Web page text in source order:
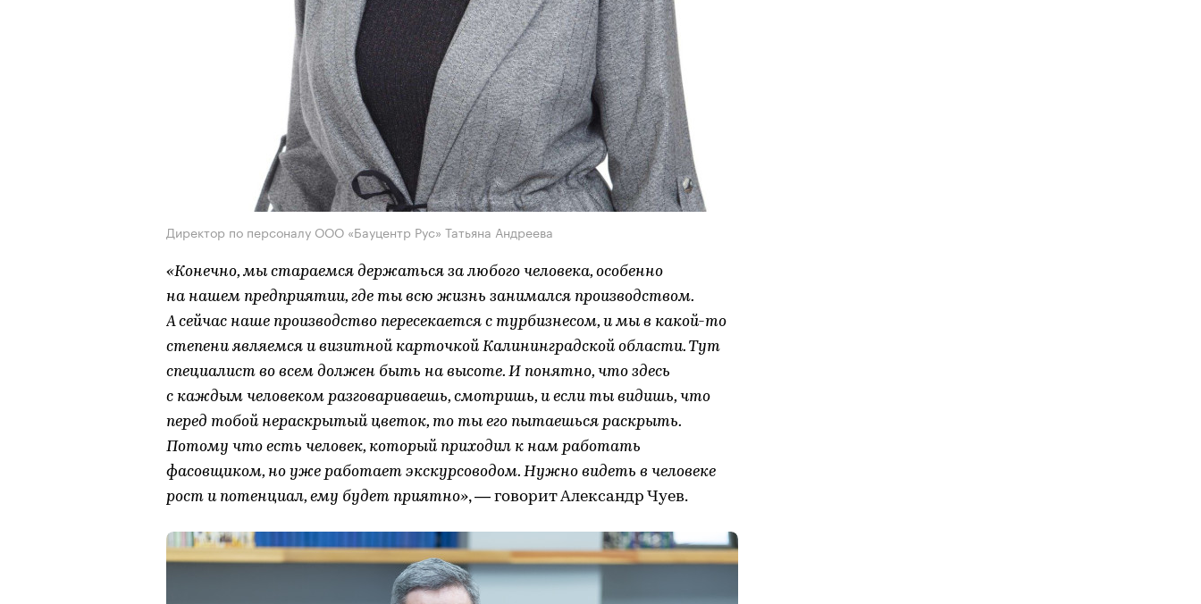
Директор по персоналу ООО «Бауцентр Рус» Татьяна Андреева
«Конечно, мы стараемся держаться за любого человека, особенно
на нашем предприятии, где ты всю жизнь занимался производством.
А сейчас наше производство пересекается с турбизнесом, и мы в какой-то
степени являемся и визитной карточкой Калининградской области. Тут
специалист во всем должен быть на высоте. И понятно, что здесь
с каждым человеком разговариваешь, смотришь, и если ты видишь, что
перед тобой нераскрытый цветок, то ты его пытаешься раскрыть.
Потому что есть человек, который приходил к нам работать
фасовщиком, но уже работает экскурсоводом. Нужно видеть в человеке
рост и потенциал, ему будет приятно», — говорит Александр Чуев.